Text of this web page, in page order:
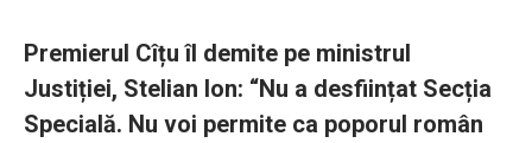
Premierul Cîțu îl demite pe ministrul
Justiției, Stelian Ion: “Nu a desființat Secția
Specială. Nu voi permite ca poporul român